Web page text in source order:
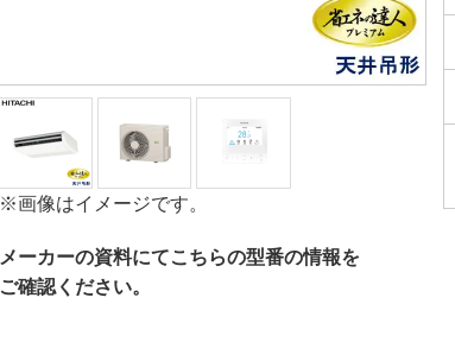
※画像はイメージです。
メーカーの資料にてこちらの型番の情報を
ご確認ください。